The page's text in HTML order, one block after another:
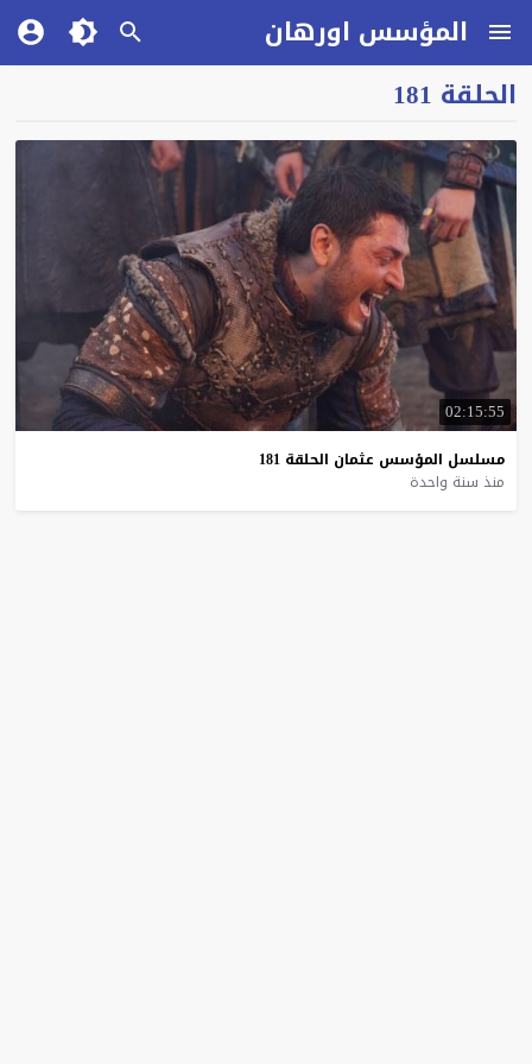
المؤسس اورهان
الحلقة 181
02:15:55
مسلسل المؤسس عثمان الحلقة 181
منذ سنة واحدة